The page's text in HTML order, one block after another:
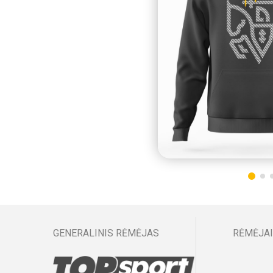
GENERALINIS RĖMĖJAS RĖMĖJAI